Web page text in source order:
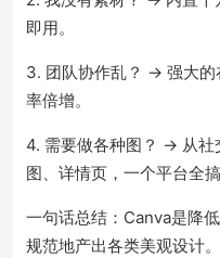
即用。
3. 团队协作乱？ → 强大的
率倍增。
4. 需要做各种图？ → 从社
图、详情页，一个平台全搞
一句话总结：Canva是降
规范地产出各类美观设计。